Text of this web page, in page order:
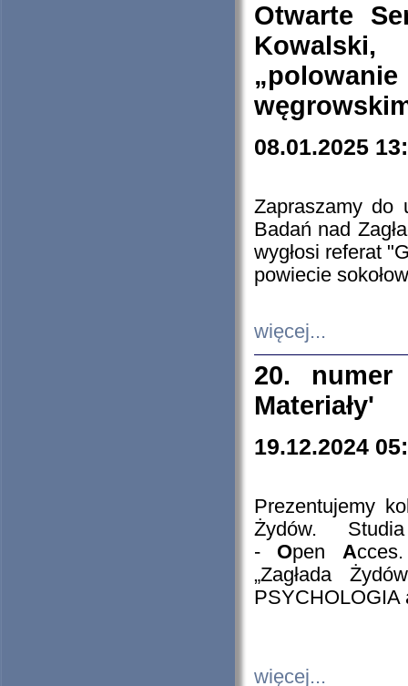
Otwarte
08.01.2025
Zapraszamy do
Badań nad
wygłosi referat
powiecie
więcej...
20. numer
Materiały'
19.12.2024
Prezentujemy
Żydów.
- Open A
„Zagłada
PSYCHOLOGIA
więcej...